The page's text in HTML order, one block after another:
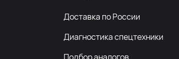
Доставка по России
Диагностика спецтехники